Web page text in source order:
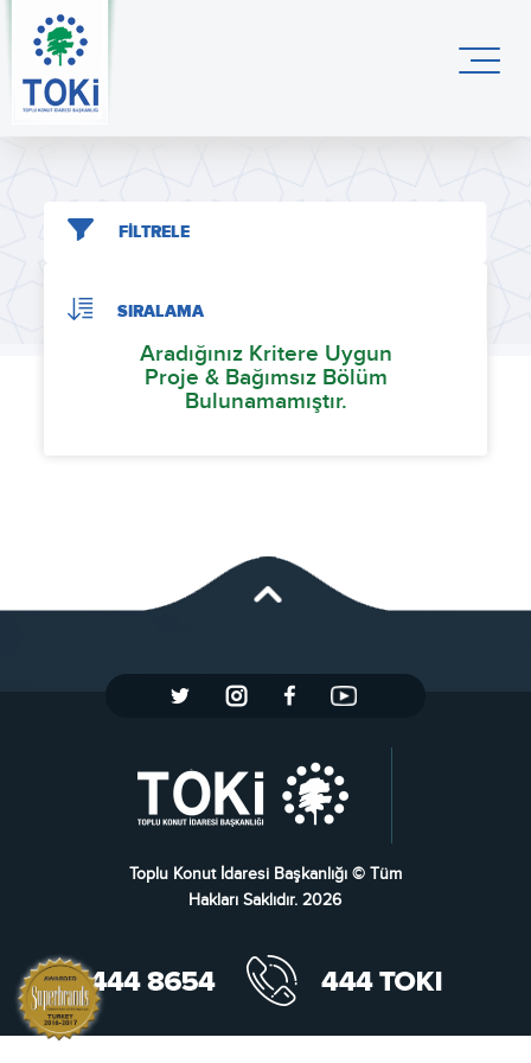
FİLTRELE
SIRALAMA
Aradığınız Kritere Uygun
Proje & Bağımsız Bölüm
Bulunamamıştır.
Toplu Konut İdaresi Başkanlığı © Tüm
Hakları Saklıdır. 2026